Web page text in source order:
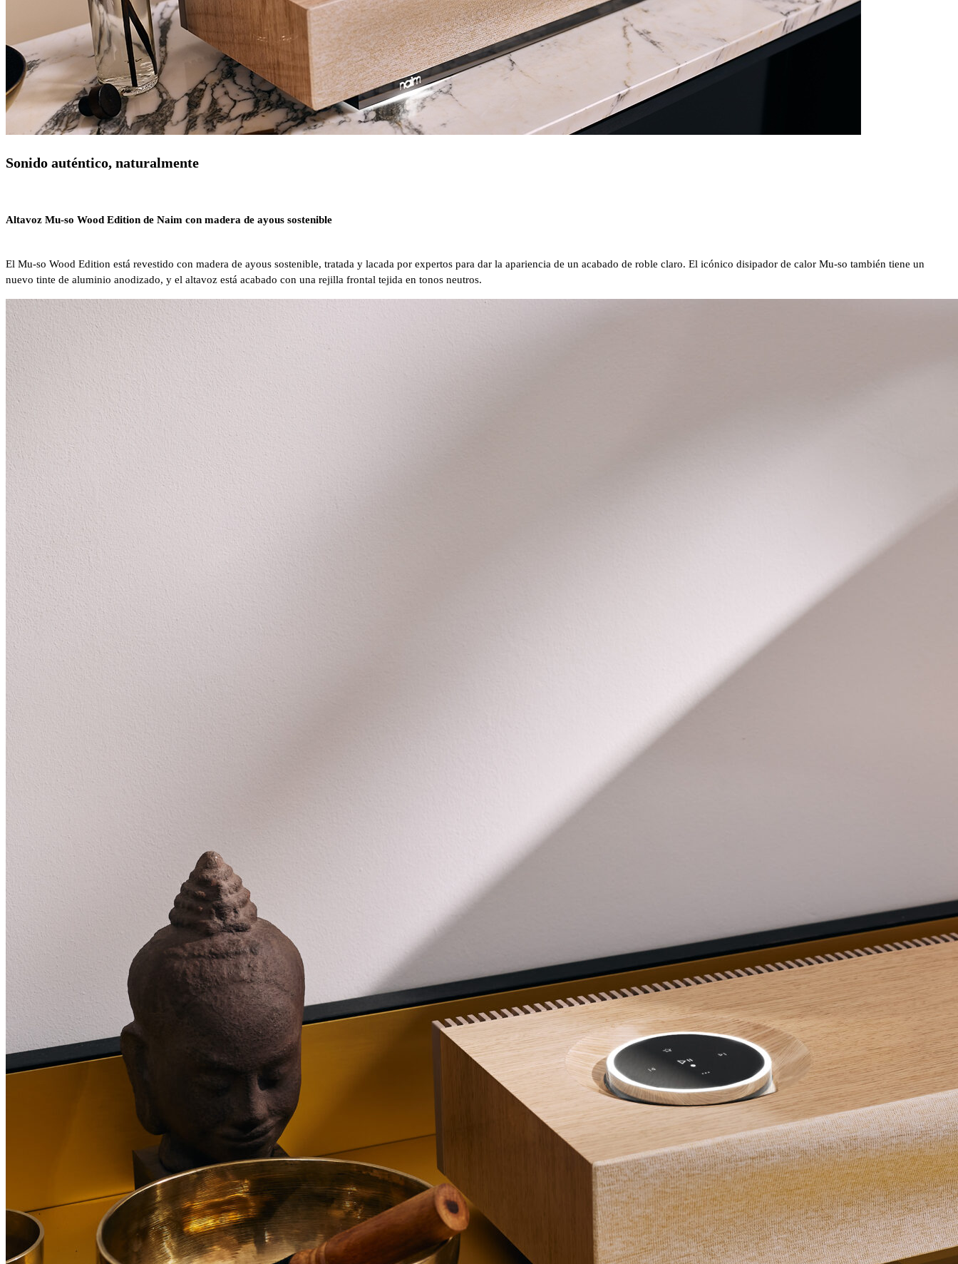
Sonido auténtico, naturalmente
Altavoz Mu-so Wood Edition de Naim con madera de ayous sostenible
El Mu-so Wood Edition está revestido con madera de ayous sostenible, tratada y lacada por expertos para dar la apariencia de un acabado de roble claro. El icónico disipador de calor Mu-so también tiene un
nuevo tinte de aluminio anodizado, y el altavoz está acabado con una rejilla frontal tejida en tonos neutros.